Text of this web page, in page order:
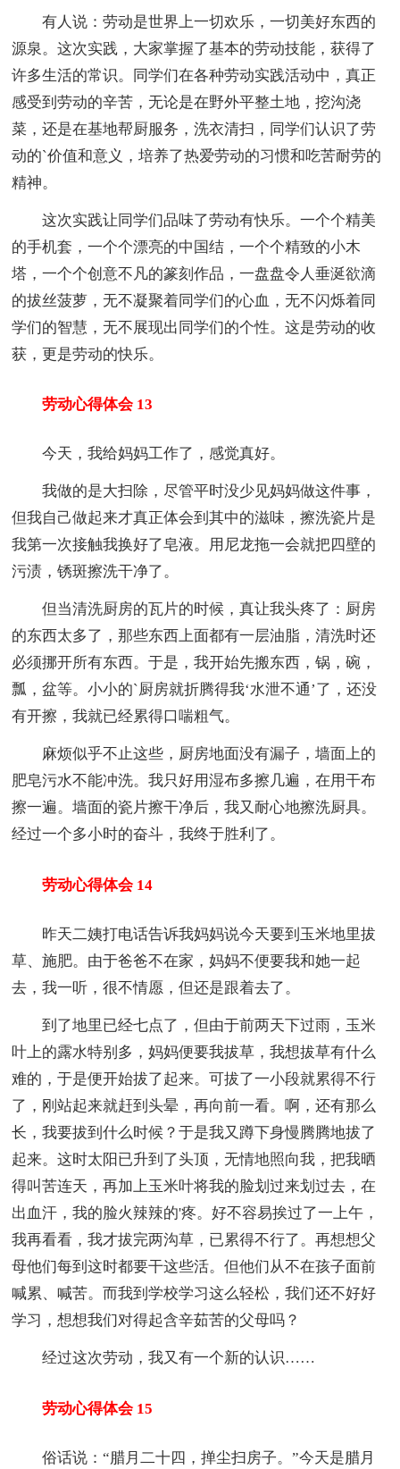
有人说：劳动是世界上一切欢乐，一切美好东西的
源泉。这次实践，大家掌握了基本的劳动技能，获得了
许多生活的常识。同学们在各种劳动实践活动中，真正
感受到劳动的辛苦，无论是在野外平整土地，挖沟浇
菜，还是在基地帮厨服务，洗衣清扫，同学们认识了劳
动的`价值和意义，培养了热爱劳动的习惯和吃苦耐劳的
精神。
这次实践让同学们品味了劳动有快乐。一个个精美
的手机套，一个个漂亮的中国结，一个个精致的小木
塔，一个个创意不凡的篆刻作品，一盘盘令人垂涎欲滴
的拔丝菠萝，无不凝聚着同学们的心血，无不闪烁着同
学们的智慧，无不展现出同学们的个性。这是劳动的收
获，更是劳动的快乐。
劳动心得体会 13
今天，我给妈妈工作了，感觉真好。
我做的是大扫除，尽管平时没少见妈妈做这件事，
但我自己做起来才真正体会到其中的滋味，擦洗瓷片是
我第一次接触我换好了皂液。用尼龙拖一会就把四壁的
污渍，锈斑擦洗干净了。
但当清洗厨房的瓦片的时候，真让我头疼了：厨房
的东西太多了，那些东西上面都有一层油脂，清洗时还
必须挪开所有东西。于是，我开始先搬东西，锅，碗，
瓢，盆等。小小的`厨房就折腾得我‘水泄不通’了，还没
有开擦，我就已经累得口喘粗气。
麻烦似乎不止这些，厨房地面没有漏子，墙面上的
肥皂污水不能冲洗。我只好用湿布多擦几遍，在用干布
擦一遍。墙面的瓷片擦干净后，我又耐心地擦洗厨具。
经过一个多小时的奋斗，我终于胜利了。
劳动心得体会 14
昨天二姨打电话告诉我妈妈说今天要到玉米地里拔
草、施肥。由于爸爸不在家，妈妈不便要我和她一起
去，我一听，很不情愿，但还是跟着去了。
到了地里已经七点了，但由于前两天下过雨，玉米
叶上的露水特别多，妈妈便要我拔草，我想拔草有什么
难的，于是便开始拔了起来。可拔了一小段就累得不行
了，刚站起来就赶到头晕，再向前一看。啊，还有那么
长，我要拔到什么时候？于是我又蹲下身慢腾腾地拔了
起来。这时太阳已升到了头顶，无情地照向我，把我晒
得叫苦连天，再加上玉米叶将我的脸划过来划过去，在
出血汗，我的脸火辣辣的'疼。好不容易挨过了一上午，
我再看看，我才拔完两沟草，已累得不行了。再想想父
母他们每到这时都要干这些活。但他们从不在孩子面前
喊累、喊苦。而我到学校学习这么轻松，我们还不好好
学习，想想我们对得起含辛茹苦的父母吗？
经过这次劳动，我又有一个新的认识……
劳动心得体会 15
俗话说：“腊月二十四，掸尘扫房子。”今天是腊月